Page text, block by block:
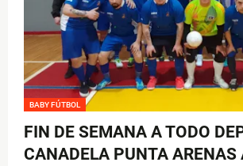
BABY FÚTBOL
FIN DE SEMANA A TODO
CANADELA PUNTA ARENAS